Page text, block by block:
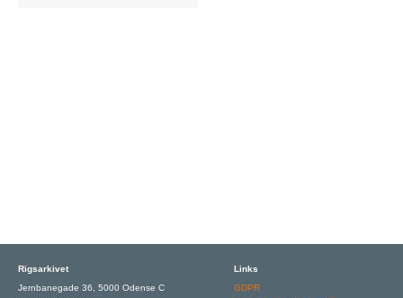
Rigsarkivet
Jernbanegade 36, 5000 Odense C
Links
GDPR